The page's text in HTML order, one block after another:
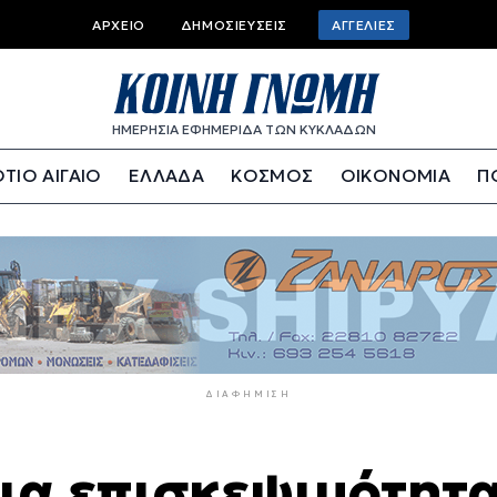
Top
bar
menu
ΑΡΧΕΊΟ ΔΗΜΟΣΙΕΎΣΕΙΣ ΑΓΓΕΛΊΕΣ
ΗΜΕΡΗΣΙΑ ΕΦΗΜΕΡΙΔΑ ΤΩΝ ΚΥΚΛΑΔΩΝ
ΑΙΓΑΙΟ ΕΛΛΑΔΑ ΚΟΣΜΟΣ ΟΙΚΟΝΟΜΙΑ
ΔΙΑΦΉΜΙΣΗ